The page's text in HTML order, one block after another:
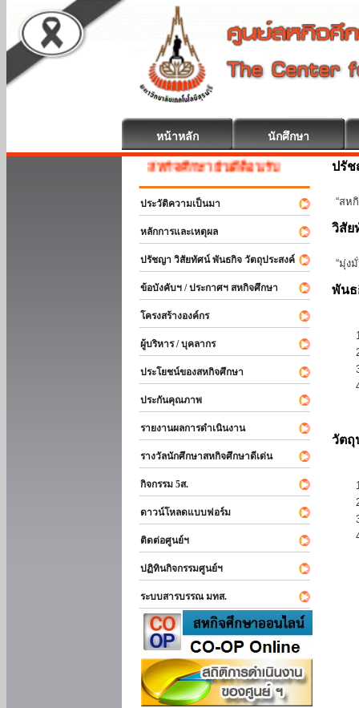
หน้าหลัก นักศึกษา
สหกิจศึกษา ยินดีต้อนรับ
ประวัติความเป็นมา
หลักการและเหตุผล
ปรัชญา วิสัยทัศน์ พันธกิจ วัตถุประสงค์
ข้อบังคับฯ / ประกาศฯ สหกิจศึกษา
โครงสร้างองค์กร
ผู้บริหาร / บุคลากร
ประโยชน์ของสหกิจศึกษา
ประกันคุณภาพ
รายงานผลการดำเนินงาน
รางวัลนักศึกษาสหกิจศึกษาดีเด่น
กิจกรรม 5ส.
ดาวน์โหลดแบบฟอร์ม
ติดต่อศูนย์ฯ
ปฏิทินกิจกรรมศูนย์ฯ
ระบบสารบรรณ มทส.
ปรั
“สห
วิสัย
“มุ่ง
พัน
วัตถุ